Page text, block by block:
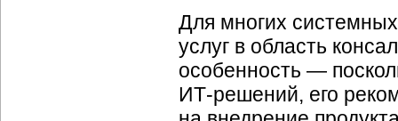
Для многих
услуг в область
особенность —
ИТ-решений, его